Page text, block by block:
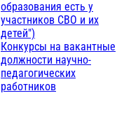
образования есть у
участников СВО и их
детей")
Конкурсы на вакантные
должности научно-
педагогических
работников